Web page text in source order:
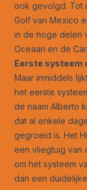
ook gevolgd. Tot
Golf van Mexico
in de hoge delen
Oceaan en de
Eerste systeem
Maar inmiddels
het eerste
de naam Alberto
dat al enkele
gegroeid is. Het
een vliegtuig van
om het systeem
dan een